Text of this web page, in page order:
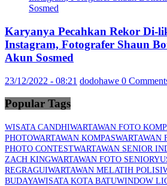
Karyanya Pecahkan Rekor Di-
Instagram, Fotografer Shaun
Akun Sosmed
23/12/2022 - 08:21 dodohawe 0
Popular Tags
WISATA CANDHIWARTAWAN FOTO
PHOTOWARTAWAN KOMPASWARTAWAN
PHOTO CONTESTWARTAWAN SENIOR
ZACH KINGWARTAWAN FOTO SENIOR
REGRAGUIWARTAWAN MELATIH POLISI
BUDAYAWISATA KOTA BATUWINDOW